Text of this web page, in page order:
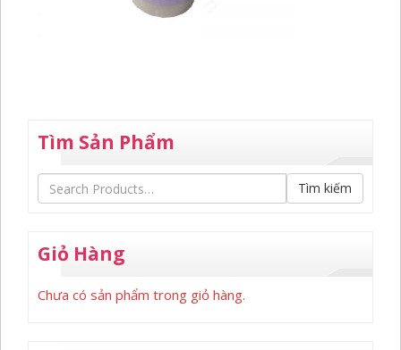
Tìm Sản Phẩm
Tìm kiếm
Giỏ Hàng
Chưa có sản phẩm trong giỏ hàng.